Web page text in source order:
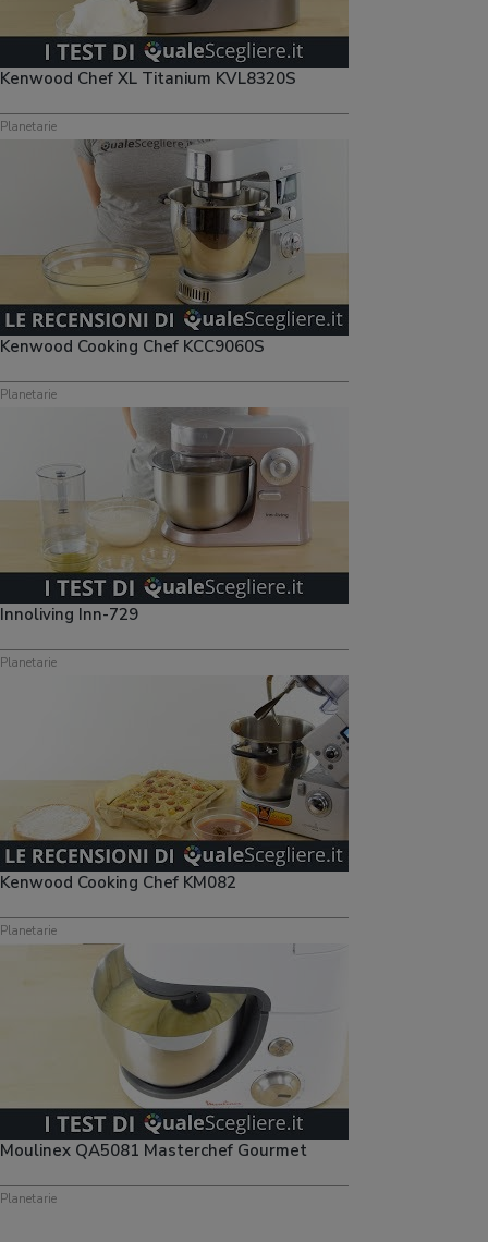
Kenwood Chef XL Titanium KVL8320S
Planetarie
Kenwood Cooking Chef KCC9060S
Planetarie
Innoliving Inn-729
Planetarie
Kenwood Cooking Chef KM082
Planetarie
Moulinex QA5081 Masterchef Gourmet
Planetarie